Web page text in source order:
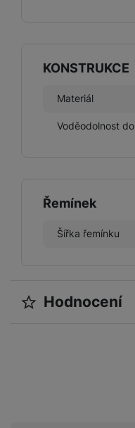
KONSTRUKCE
Materiál
Voděodolnost do
Řemínek
Šířka řemínku
Hodnocení